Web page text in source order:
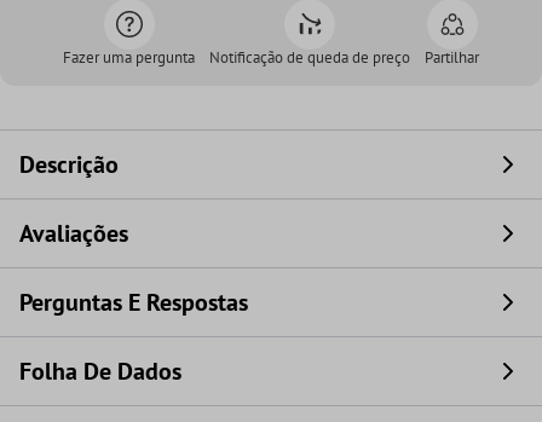
Fazer uma pergunta Notificação de queda de preço Partilhar
Descrição
Avaliações
Perguntas E Respostas
Folha De Dados